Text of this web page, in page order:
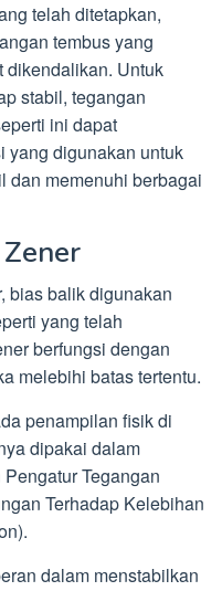
telah ditetapkan,
tembus yang
dikendalikan. Untuk
stabil, tegangan
ini dapat
yang digunakan untuk
dan memenuhi berbagai
bias balik digunakan
yang telah
berfungsi dengan
melebihi batas tertentu.
penampilan fisik di
dipakai dalam
Tegangan
Terhadap Kelebihan
dalam menstabilkan